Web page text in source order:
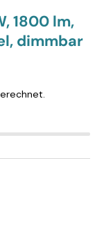
1800 lm,
dimmbar